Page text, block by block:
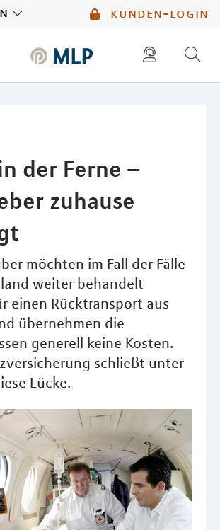
kunden-login
der Ferne –
zuhause
möchten im Fall der Fälle
weiter behandelt
einen Rücktransport aus
übernehmen die
generell keine Kosten.
schließt unter
Lücke.